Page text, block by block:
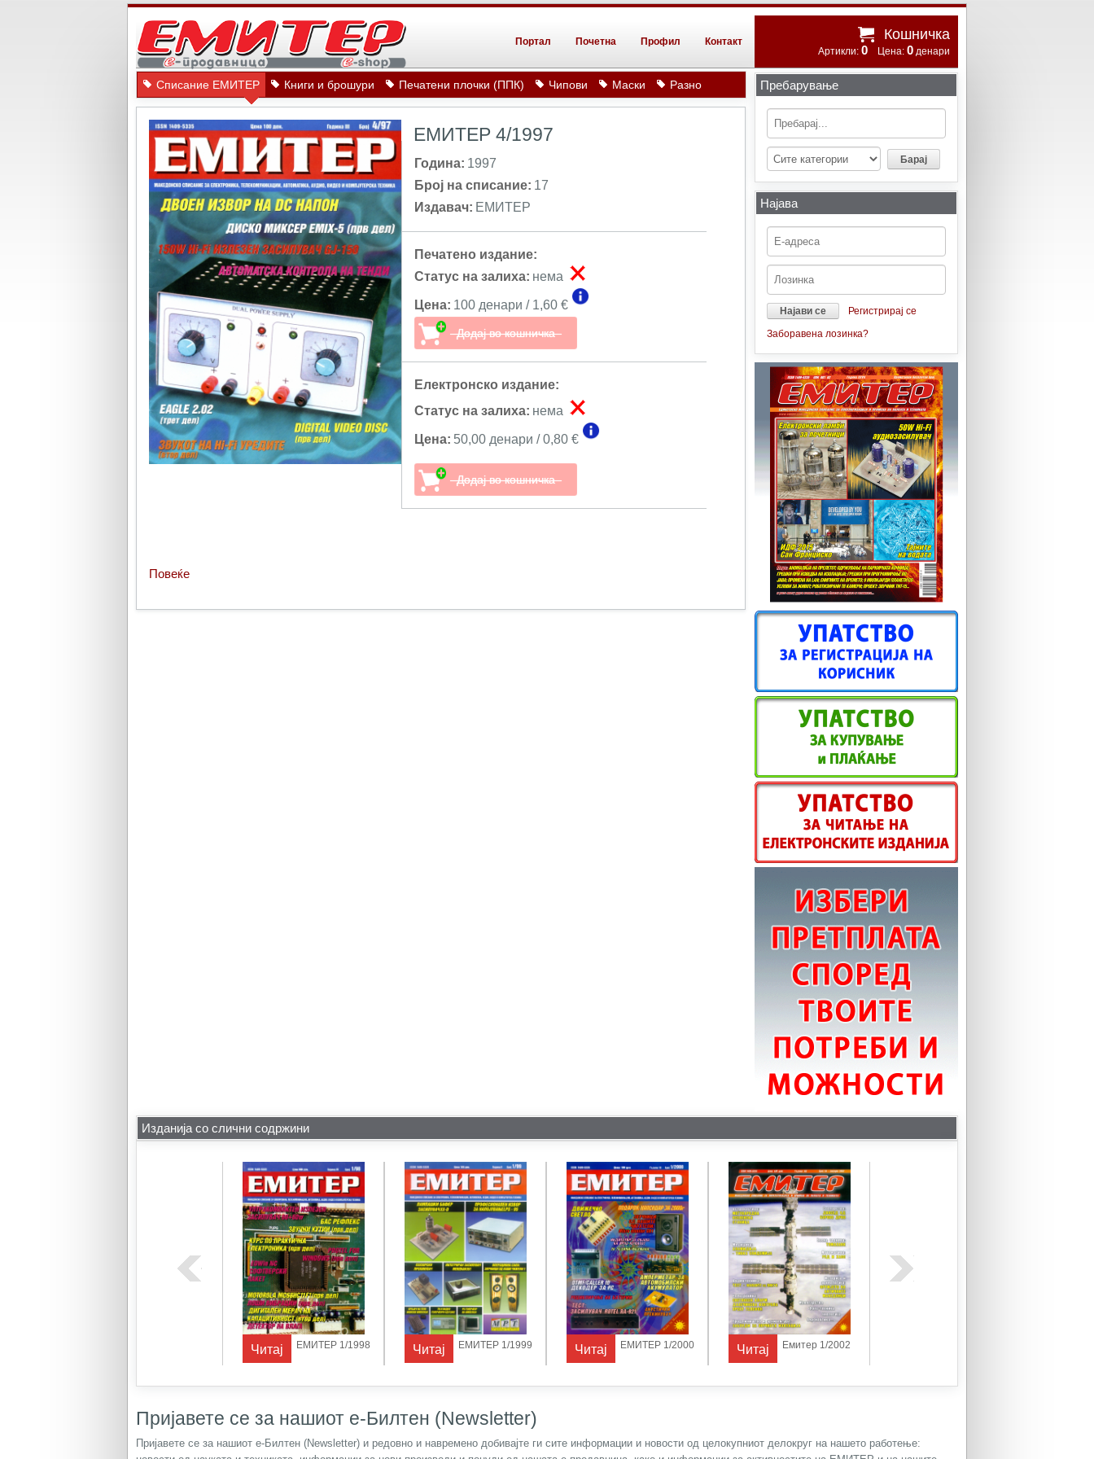
Кошничка
Артикли: 0 Цена: 0 денари
Портал Почетна Профил Контакт
Списание ЕМИТЕР Книги и брошури Печатени плочки (ППК) Чипови Маски Разно
ЕМИТЕР 4/1997
Година: 1997
Број на списание: 17
Издавач: ЕМИТЕР
Печатено издание:
Статус на залиха: нема
Цена: 100 денари / 1,60 €
Електронско издание:
Статус на залиха: нема
Цена: 50,00 денари / 0,80 €
Повеќе
Пребарување
Најава
Регистрирај се
Заборавена лозинка?
Изданија со слични содржини
Читај ЕМИТЕР 1/1998 Читај ЕМИТЕР 1/1999 Читај ЕМИТЕР 1/2000 Читај Емитер 1/2002
Пријавете се за нашиот е-Билтен (Newsletter)
Пријавете се за нашиот е-Билтен (Newsletter) и редовно и навремено добивајте ги сите информации и новости од целокупниот делокруг на нашето работење: